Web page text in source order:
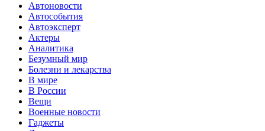
Автоновости
Автособытия
Автоэксперт
Актеры
Аналитика
Безумный мир
Болезни и лекарства
В мире
В России
Вещи
Военные новости
Гаджеты